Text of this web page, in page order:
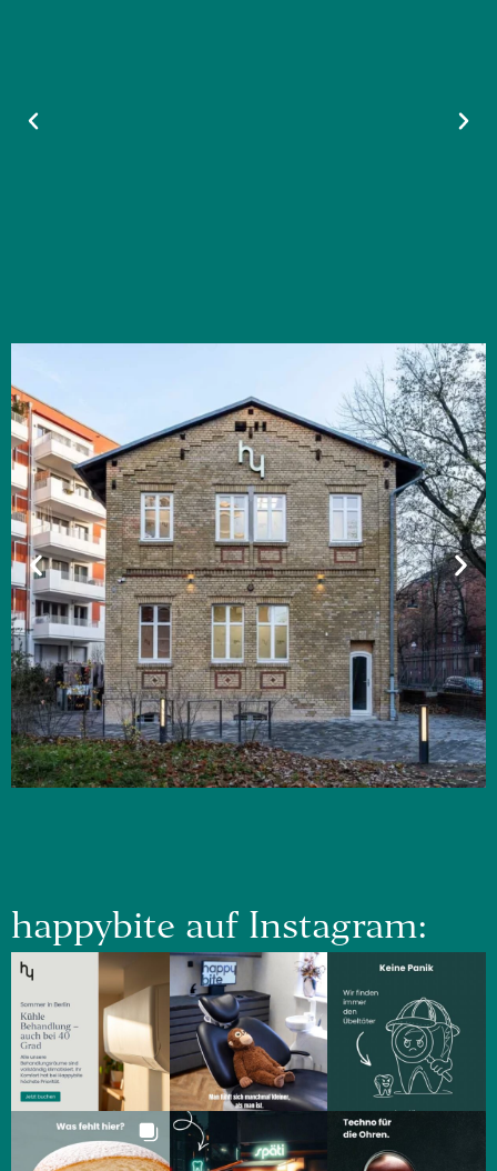
Transparenz schafft Vertrauen
Ein wesentlicher Aspekt unserer
Philosophie ist die offene und
transparente Kommunikation. Wir
erklären Ihnen jeden Behandlungsschritt
klar verständlich und ohne Fachjargon.
Sie wissen jederzeit, was wir tun – und
warum. Auf diese Weise möchten wir
Ihnen die Unsicherheit nehmen und
aktiv zu Ihrem Wohlbefinden beitragen.
happybite auf Instagram: